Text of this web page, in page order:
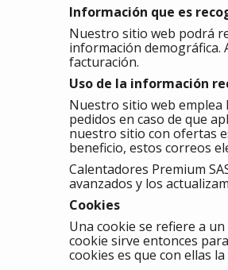
Información que es
Nuestro sitio web podrá
información demográfica.
facturación.
Uso de la información
Nuestro sitio web
pedidos en caso de que
nuestro sitio con ofertas
beneficio, estos correos
Calentadores Premium
avanzados y los
Cookies
Una cookie se refiere a
cookie sirve entonces
cookies es que con ellas